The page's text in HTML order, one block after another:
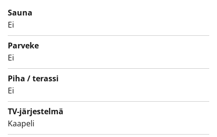
Kylpyhuoneen seinäkaakelit ovat vihreät ja
lattialaatoitus on musta. Pyykinpesukoneelle ja
kuivausrummulle on tilavaraus.
Tulehan tutustumaan tarkemmin paikan päälle!
Sauna
Ei
Parveke
Ei
Piha / terassi
Ei
TV-järjestelmä
Kaapeli